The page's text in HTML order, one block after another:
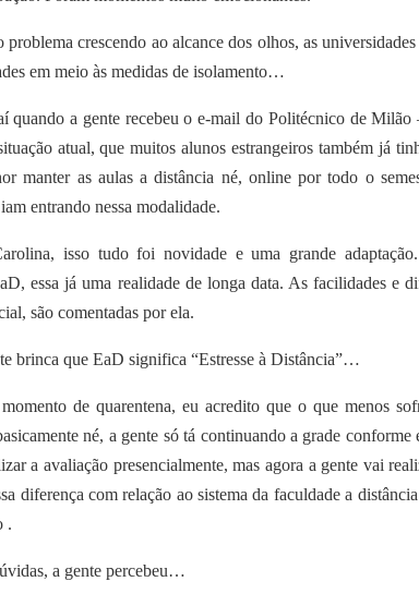
problema crescendo ao alcance dos olhos, as
em meio às medidas de isolamento…
quando a gente recebeu o e-mail do Politécnico de
atual, que muitos alunos estrangeiros também já
manter as aulas a distância né, online por todo o
entrando nessa modalidade.
isso tudo foi novidade e uma grande
essa já uma realidade de longa data. As facilidades e
são comentadas por ela.
brinca que EaD significa “Estresse à Distância”…
de quarentena, eu acredito que o que menos
né, a gente só tá continuando a grade
a avaliação presencialmente, mas agora a gente vai
diferença com relação ao sistema da faculdade a
.
a gente percebeu…